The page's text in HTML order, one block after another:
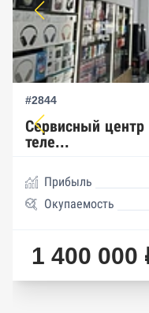
#2844
Сервисный центр
теле...
Прибыль
Окупаемость
1 400 000